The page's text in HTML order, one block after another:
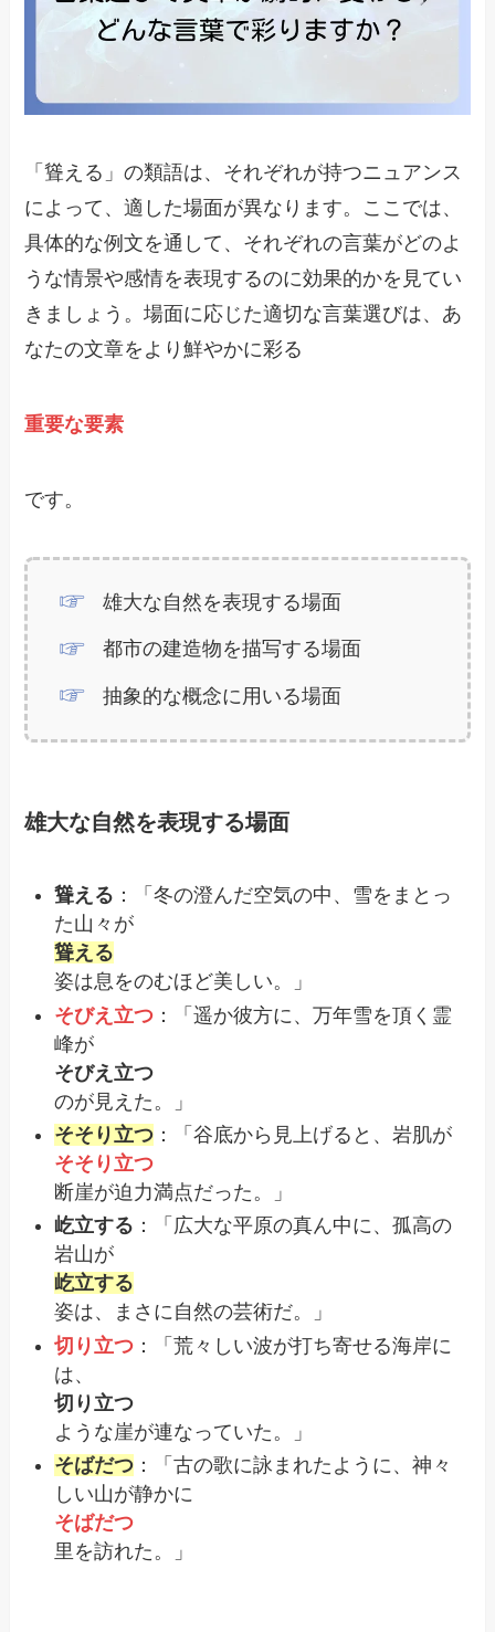
「聳える」の類語は、それぞれが持つニュアンス
によって、適した場面が異なります。ここでは、
具体的な例文を通して、それぞれの言葉がどのよ
うな情景や感情を表現するのに効果的かを見てい
きましょう。場面に応じた適切な言葉選びは、あ
なたの文章をより鮮やかに彩る
重要な要素
です。
雄大な自然を表現する場面
都市の建造物を描写する場面
抽象的な概念に用いる場面
雄大な自然を表現する場面
聳える ：「冬の澄んだ空気の中、雪をまとっ
た山々が
聳える
姿は息をのむほど美しい。」
そびえ立つ ：「遥か彼方に、万年雪を頂く霊
峰が
そびえ立つ
のが見えた。」
そそり立つ ：「谷底から見上げると、岩肌が
そそり立つ
断崖が迫力満点だった。」
屹立する ：「広大な平原の真ん中に、孤高の
岩山が
屹立する
姿は、まさに自然の芸術だ。」
切り立つ ：「荒々しい波が打ち寄せる海岸に
は、
切り立つ
ような崖が連なっていた。」
そばだつ ：「古の歌に詠まれたように、神々
しい山が静かに
そばだつ
里を訪れた。」